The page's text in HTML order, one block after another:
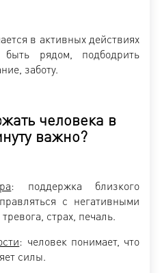
в активных действиях
рядом, подбодрить
заботу.
человека в
важно?
: поддержка близкого
с негативными
страх, печаль.
: человек понимает, что
силы.